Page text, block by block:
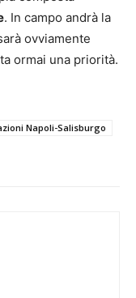
. In campo andrà la
ovviamente
ormai una priorità.
Napoli-Salisburgo